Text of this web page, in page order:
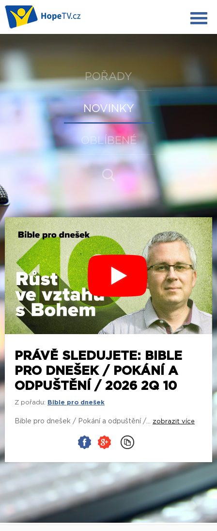
POŘADY
NOVINKY
OBLÍBENÉ
PRÁVĚ SLEDUJETE: BIBLE
PRO DNEŠEK / POKÁNÍ A
ODPUŠTĚNÍ / 2026 2Q 10
Z pořadu: Bible pro dnešek
Bible pro dnešek / Pokání a odpuštění /... zobrazit více